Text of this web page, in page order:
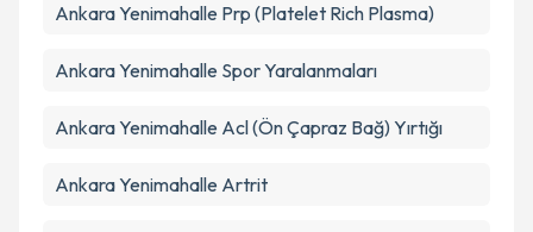
Ankara Yenimahalle Prp (Platelet Rich Plasma)
Ankara Yenimahalle Spor Yaralanmaları
Ankara Yenimahalle Acl (Ön Çapraz Bağ) Yırtığı
Ankara Yenimahalle Artrit